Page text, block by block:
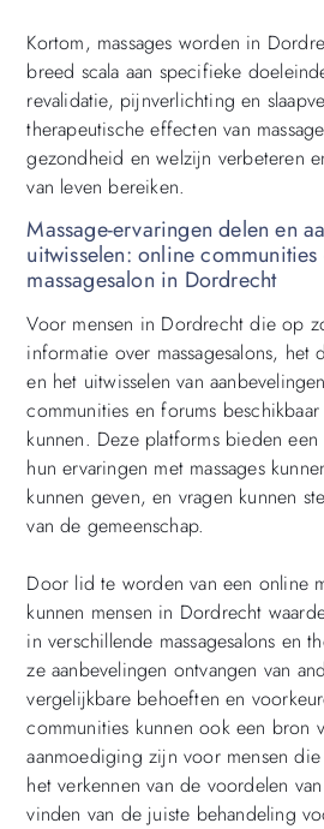
Kortom, massages worden in
breed scala aan specifieke
revalidatie, pijnverlichting en
therapeutische effecten van
gezondheid en welzijn verbeteren
van leven bereiken.
Massage-ervaringen delen en
uitwisselen: online
massagesalon in Dordrecht
Voor mensen in Dordrecht die op
informatie over massagesalons, het
en het uitwisselen van
communities en forums
kunnen. Deze platforms bieden een
hun ervaringen met massages
kunnen geven, en vragen kunnen
van de gemeenschap.
Door lid te worden van een online
kunnen mensen in Dordrecht
in verschillende massagesalons en
ze aanbevelingen ontvangen van
vergelijkbare behoeften en
communities kunnen ook een bron
aanmoediging zijn voor mensen
het verkennen van de voordelen
vinden van de juiste behandeling